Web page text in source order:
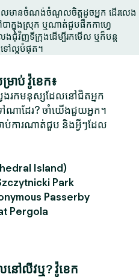
ែលមានចំណង់ចំណូលចិត្តដូចអ្នក ដើរលេង
បាក្នុងស្រុក ឬណាត់ជួបផឹកកាហ្វេ
ងជុំវិញទីក្រុងដើម្បីរកមើល ឬក៏បន្ត
ទៅល្អបំផុត។
ប់ វ៉ូខេក៖
ែងរកមនុស្សដែលនៅជិតអ្នក
ណាដែរ? ចាំយើងជួយអ្នក។
ាប់ការណាត់ជួប និងអ្វីៗដែល
Island)
Park
Passerby
Pergola
លនៅលីវឬ? វ៉ូខេក